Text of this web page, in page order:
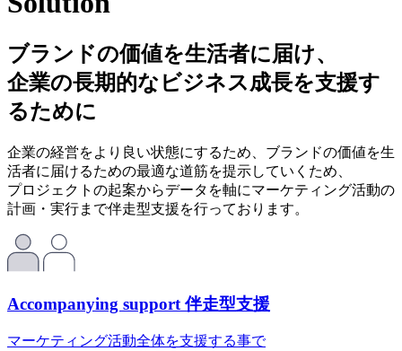
ブランドの価値を生活者に届け、
企業の長期的なビジネス成長を支援す
るために
企業の経営をより良い状態にするため、ブランドの価値を生
活者に届けるための最適な道筋を提示していくため、
プロジェクトの起案からデータを軸にマーケティング活動の
計画・実行まで伴走型支援を行っております。
Accompanying support 伴走型支援
マーケティング活動全体を支援する事で